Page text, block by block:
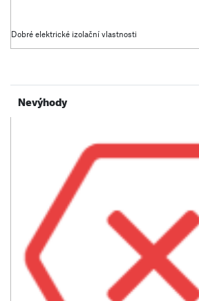
Dobré elektrické izolační vlastnosti
Nevýhody